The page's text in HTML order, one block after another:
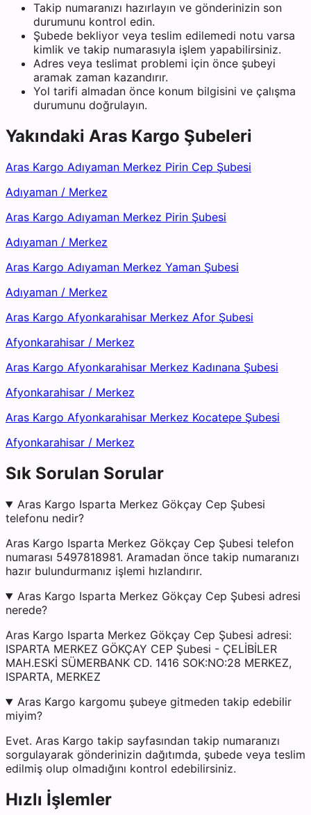
Takip numaranızı hazırlayın ve gönderinizin son
durumunu kontrol edin.
Şubede bekliyor veya teslim edilemedi notu varsa
kimlik ve takip numarasıyla işlem yapabilirsiniz.
Adres veya teslimat problemi için önce şubeyi
aramak zaman kazandırır.
Yol tarifi almadan önce konum bilgisini ve çalışma
durumunu doğrulayın.
Yakındaki Aras Kargo Şubeleri
Aras Kargo Adıyaman Merkez Pirin Cep Şubesi
Adıyaman / Merkez
Aras Kargo Adıyaman Merkez Pirin Şubesi
Adıyaman / Merkez
Aras Kargo Adıyaman Merkez Yaman Şubesi
Adıyaman / Merkez
Aras Kargo Afyonkarahisar Merkez Afor Şubesi
Afyonkarahisar / Merkez
Aras Kargo Afyonkarahisar Merkez Kadınana Şubesi
Afyonkarahisar / Merkez
Aras Kargo Afyonkarahisar Merkez Kocatepe Şubesi
Afyonkarahisar / Merkez
Sık Sorulan Sorular
Aras Kargo Isparta Merkez Gökçay Cep Şubesi
telefonu nedir?
Aras Kargo Isparta Merkez Gökçay Cep Şubesi telefon
numarası 5497818981. Aramadan önce takip numaranızı
hazır bulundurmanız işlemi hızlandırır.
Aras Kargo Isparta Merkez Gökçay Cep Şubesi adresi
nerede?
Aras Kargo Isparta Merkez Gökçay Cep Şubesi adresi:
ISPARTA MERKEZ GÖKÇAY CEP Şubesi - ÇELİBİLER
MAH.ESKİ SÜMERBANK CD. 1416 SOK:NO:28 MERKEZ,
ISPARTA, MERKEZ
Aras Kargo kargomu şubeye gitmeden takip edebilir
miyim?
Evet. Aras Kargo takip sayfasından takip numaranızı
sorgulayarak gönderinizin dağıtımda, şubede veya teslim
edilmiş olup olmadığını kontrol edebilirsiniz.
Hızlı İşlemler